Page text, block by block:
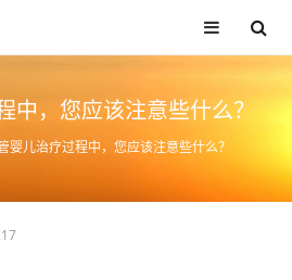
中，您应该注意些什么？
婴儿治疗过程中，您应该注意些什么？